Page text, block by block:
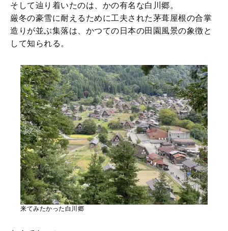
そして辿り着いたのは、かの有名な白川郷。
厳冬の豪雪に耐えるために工夫された茅葺屋根の合掌
造りが並ぶ集落は、かつての日本の田園風景の象徴と
して知られる。
来てみたかった白川郷